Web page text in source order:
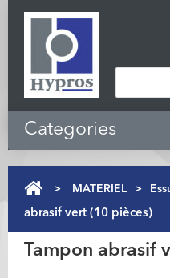
Categories
> MATERIEL >
abrasif vert (10 pièces)
Tampon abrasif